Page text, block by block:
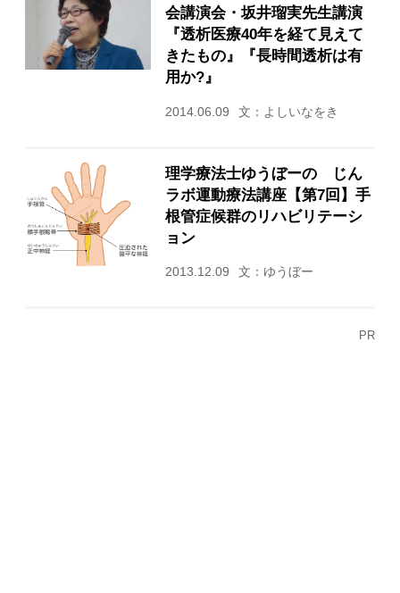
会講演会・坂井瑠実先生講演
『透析医療40年を経て見えて
きたもの』『長時間透析は有
用か?』
2014.06.09 文：よしいなをき
理学療法士ゆうぼーの じん
ラボ運動療法講座【第7回】手
根管症候群のリハビリテーシ
ョン
2013.12.09 文：ゆうぼー
PR